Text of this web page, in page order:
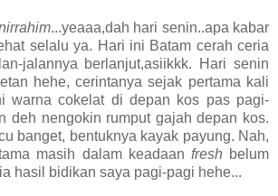
...yeaaa,dah hari senin..apa kabar
selalu ya. Hari ini Batam cerah ceria
jalannya berlanjut,asiikkk. Hari senin
hehe, cerintanya sejak pertama kali
warna cokelat di depan kos pas pagi-
deh nengokin rumput gajah depan kos.
banget, bentuknya kayak payung. Nah,
masih dalam keadaan fresh belum
hasil bidikan saya pagi-pagi hehe...